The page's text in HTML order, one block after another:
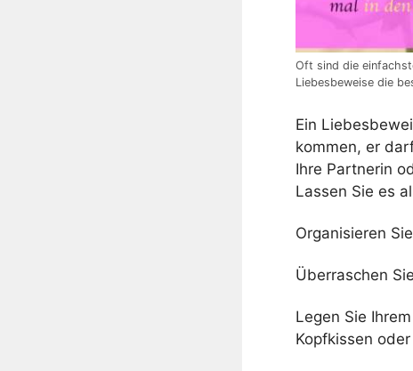
Oft sind die
Liebesbeweise die
Ein
kommen, er
Ihre Partnerin
Lassen Sie es
Organisieren
Überraschen
Legen Sie
Kopfkissen